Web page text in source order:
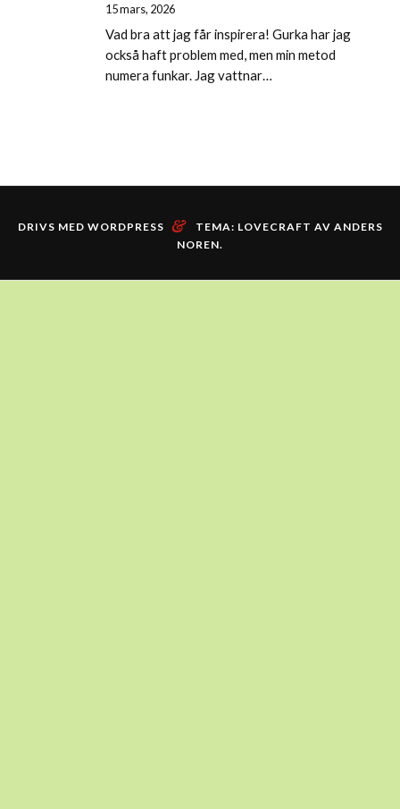
15 mars, 2026
Vad bra att jag får inspirera! Gurka har jag
också haft problem med, men min metod
numera funkar. Jag vattnar…
DRIVS MED WORDPRESS & TEMA: LOVECRAFT AV ANDERS
NOREN.